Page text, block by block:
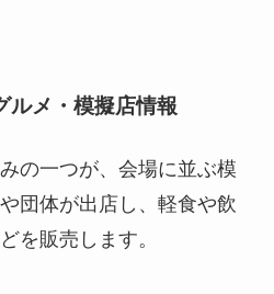
ルメ・模擬店情報
の一つが、会場に並ぶ模
団体が出店し、軽食や飲
を販売します。